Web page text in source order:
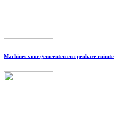
Machines voor gemeenten en openbare ruimte